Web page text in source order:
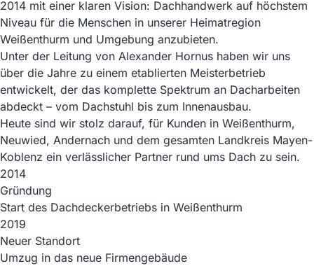
2014 mit einer klaren Vision: Dachhandwerk auf höchstem
Niveau für die Menschen in unserer Heimatregion
Weißenthurm und Umgebung anzubieten.
Unter der Leitung von Alexander Hornus haben wir uns
über die Jahre zu einem etablierten Meisterbetrieb
entwickelt, der das komplette Spektrum an Dacharbeiten
abdeckt – vom Dachstuhl bis zum Innenausbau.
Heute sind wir stolz darauf, für Kunden in Weißenthurm,
Neuwied, Andernach und dem gesamten Landkreis Mayen-
Koblenz ein verlässlicher Partner rund ums Dach zu sein.
2014
Gründung
Start des Dachdeckerbetriebs in Weißenthurm
2019
Neuer Standort
Umzug in das neue Firmengebäude